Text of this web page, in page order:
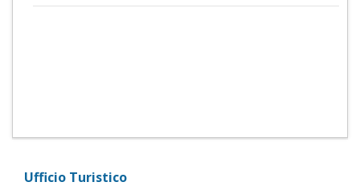
Ufficio Turistico